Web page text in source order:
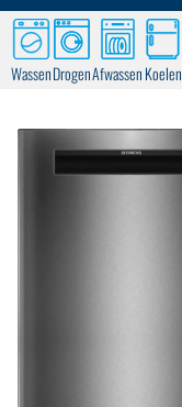
WassenDrogenAfwassenKoelen